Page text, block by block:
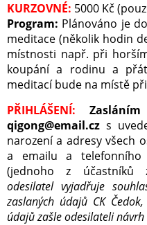
KURZOVNÉ: 5000 Kč
Program: Plánováno je
meditace (několik hodin
místnosti např. při
koupání a rodinu a
meditací bude na místě
PŘIHLÁŠENÍ:
qigong@email.cz s
narození a adresy všech
a emailu a telefonního
(jednoho z účastníků
odesilatel vyjadřuje
zaslaných údajů CK
údajů zašle odesilateli